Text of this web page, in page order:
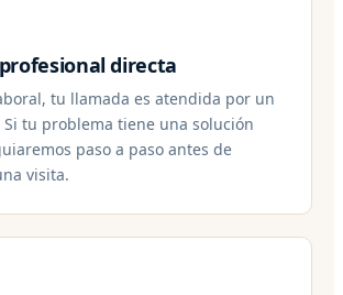
directa
tu llamada es atendida por un
tu problema tiene una solución
paso a paso antes de
visita.